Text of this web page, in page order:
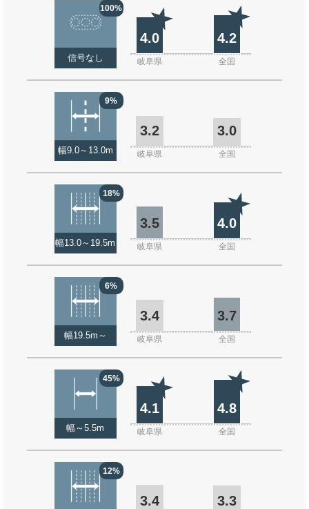
100%
信号なし
4.0 4.2
岐阜県 全国
9%
幅9.0～13.0m
3.2 3.0
岐阜県 全国
18%
幅13.0～19.5m
3.5 4.0
岐阜県 全国
6%
幅19.5m～
3.4 3.7
岐阜県 全国
45%
幅～5.5m
4.1 4.8
岐阜県 全国
12%
3.4 3.3